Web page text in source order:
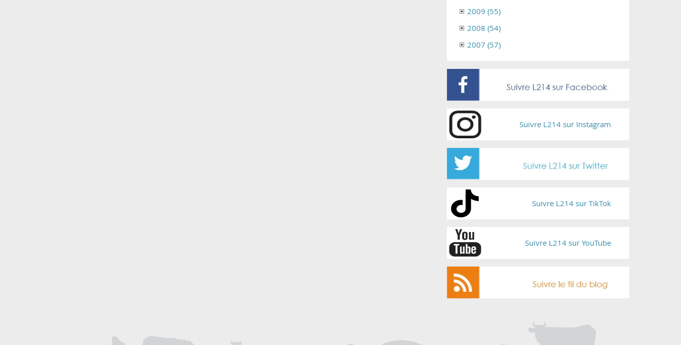
2009 (55)
2008 (54)
2007 (57)
Suivre L214 sur Instagram
Suivre L214 sur TikTok
Suivre L214 sur YouTube